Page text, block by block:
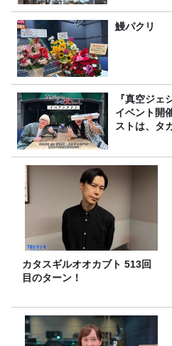
鰻パクリ
『真空ジェ
イベント開
ストは、タ
カタスギルオオカブト 513回
目のターン！